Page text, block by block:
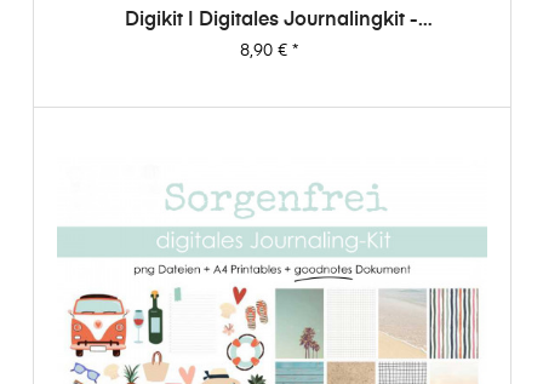
Digikit | Digitales Journalingkit -
Weltenbummler
Preis
8,90 €*